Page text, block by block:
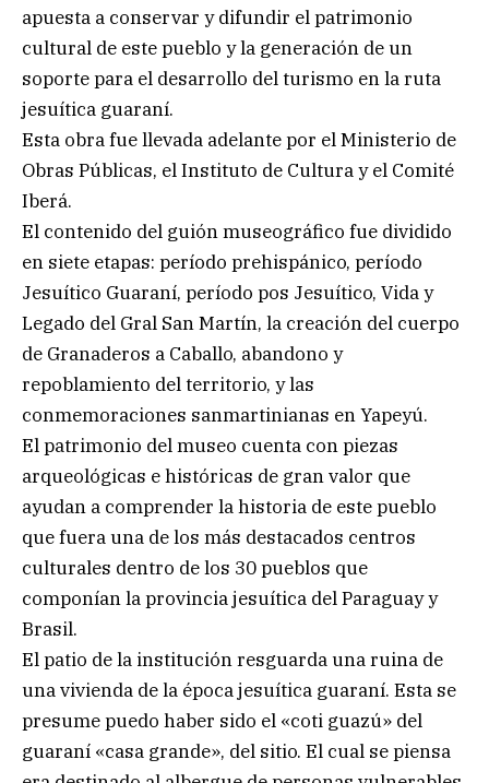
apuesta a conservar y difundir el patrimonio
cultural de este pueblo y la generación de un
soporte para el desarrollo del turismo en la ruta
jesuítica guaraní.
Esta obra fue llevada adelante por el Ministerio de
Obras Públicas, el Instituto de Cultura y el Comité
Iberá.
El contenido del guión museográfico fue dividido
en siete etapas: período prehispánico, período
Jesuítico Guaraní, período pos Jesuítico, Vida y
Legado del Gral San Martín, la creación del cuerpo
de Granaderos a Caballo, abandono y
repoblamiento del territorio, y las
conmemoraciones sanmartinianas en Yapeyú.
El patrimonio del museo cuenta con piezas
arqueológicas e históricas de gran valor que
ayudan a comprender la historia de este pueblo
que fuera una de los más destacados centros
culturales dentro de los 30 pueblos que
componían la provincia jesuítica del Paraguay y
Brasil.
El patio de la institución resguarda una ruina de
una vivienda de la época jesuítica guaraní. Esta se
presume puedo haber sido el «coti guazú» del
guaraní «casa grande», del sitio. El cual se piensa